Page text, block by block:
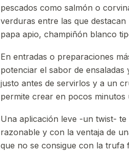
pescados como salmón o
verduras entre las que
papa apio, champiñón blanco
En entradas o preparaciones
potenciar el sabor de
justo antes de servirlos y a un
permite crear en pocos minutos
Una aplicación leve -un twist-
razonable y con la ventaja de
que no se consigue con la trufa